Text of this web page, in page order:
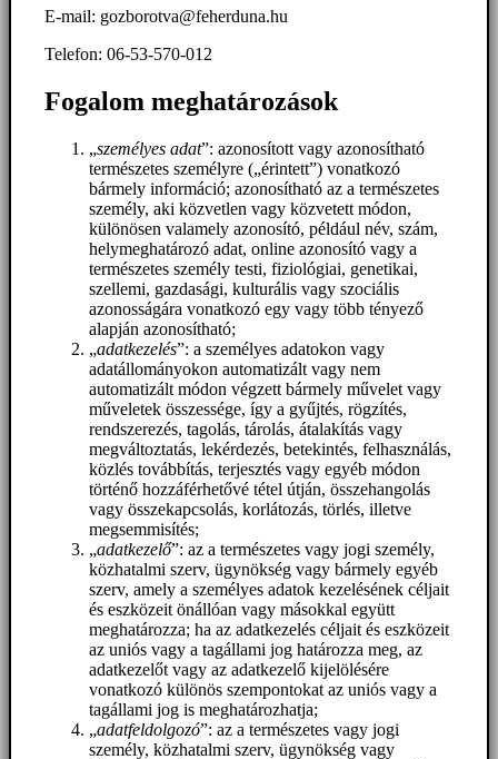
E-mail: gozborotva@feherduna.hu
Telefon: 06-53-570-012
Fogalom meghatározások
„személyes adat”: azonosított vagy azonosítható
természetes személyre („érintett”) vonatkozó
bármely információ; azonosítható az a természetes
személy, aki közvetlen vagy közvetett módon,
különösen valamely azonosító, például név, szám,
helymeghatározó adat, online azonosító vagy a
természetes személy testi, fiziológiai, genetikai,
szellemi, gazdasági, kulturális vagy szociális
azonosságára vonatkozó egy vagy több tényező
alapján azonosítható;
„adatkezelés”: a személyes adatokon vagy
adatállományokon automatizált vagy nem
automatizált módon végzett bármely művelet vagy
műveletek összessége, így a gyűjtés, rögzítés,
rendszerezés, tagolás, tárolás, átalakítás vagy
megváltoztatás, lekérdezés, betekintés, felhasználás,
közlés továbbítás, terjesztés vagy egyéb módon
történő hozzáférhetővé tétel útján, összehangolás
vagy összekapcsolás, korlátozás, törlés, illetve
megsemmisítés;
„adatkezelő”: az a természetes vagy jogi személy,
közhatalmi szerv, ügynökség vagy bármely egyéb
szerv, amely a személyes adatok kezelésének céljait
és eszközeit önállóan vagy másokkal együtt
meghatározza; ha az adatkezelés céljait és eszközeit
az uniós vagy a tagállami jog határozza meg, az
adatkezelőt vagy az adatkezelő kijelölésére
vonatkozó különös szempontokat az uniós vagy a
tagállami jog is meghatározhatja;
„adatfeldolgozó”: az a természetes vagy jogi
személy, közhatalmi szerv, ügynökség vagy